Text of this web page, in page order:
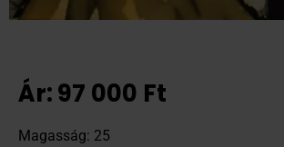
Ár:97 000 Ft
Magasság: 25